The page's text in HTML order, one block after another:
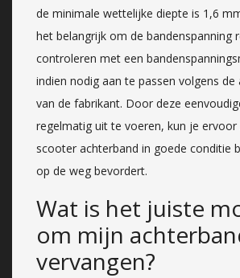
de minimale wettelijke diepte is 1,6
het belangrijk om de bandenspanning
controleren met een
indien nodig aan te passen volgens de
van de fabrikant. Door deze
regelmatig uit te voeren, kun je
scooter achterband in goede conditie
op de weg bevordert.
Wat is het juiste
om mijn
vervangen?